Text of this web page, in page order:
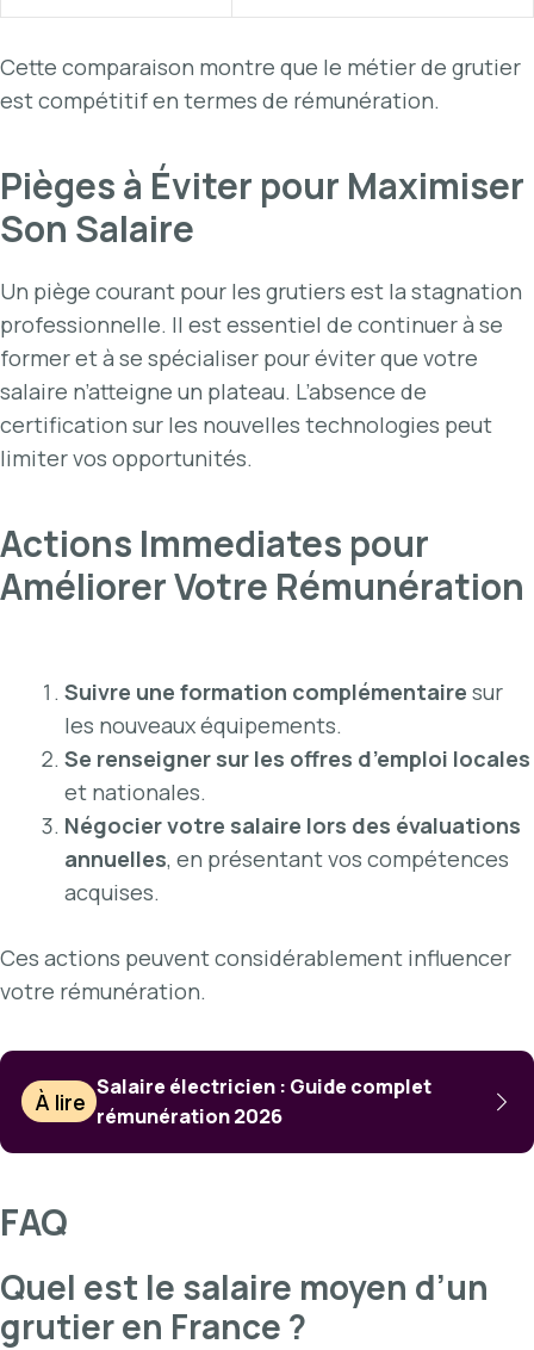
Cette comparaison montre que le métier de grutier
est compétitif en termes de rémunération.
Pièges à Éviter pour Maximiser
Son Salaire
Un piège courant pour les grutiers est la stagnation
professionnelle. Il est essentiel de continuer à se
former et à se spécialiser pour éviter que votre
salaire n’atteigne un plateau. L’absence de
certification sur les nouvelles technologies peut
limiter vos opportunités.
Actions Immediates pour
Améliorer Votre Rémunération
Suivre une formation complémentaire sur
les nouveaux équipements.
Se renseigner sur les offres d’emploi locales
et nationales.
Négocier votre salaire lors des évaluations
annuelles, en présentant vos compétences
acquises.
Ces actions peuvent considérablement influencer
votre rémunération.
À lire
Salaire électricien : Guide complet
rémunération 2026
FAQ
Quel est le salaire moyen d’un
grutier en France ?